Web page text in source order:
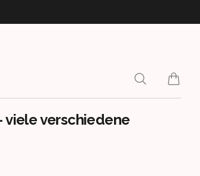
Search
items
verschiedene